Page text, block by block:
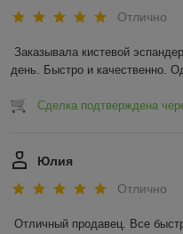
Отлично
Заказывала кистевой
день. Быстро и качественно.
Сделка подтверждена
Юлия
Отлично
Отличный продавец. Все